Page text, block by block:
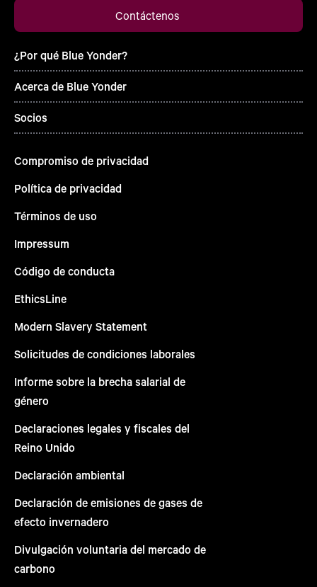
Contáctenos
¿Por qué Blue Yonder?
Acerca de Blue Yonder
Socios
Compromiso de privacidad
Política de privacidad
Términos de uso
Impressum
Código de conducta
EthicsLine
Modern Slavery Statement
Solicitudes de condiciones laborales
Informe sobre la brecha salarial de
género
Declaraciones legales y fiscales del
Reino Unido
Declaración ambiental
Declaración de emisiones de gases de
efecto invernadero
Divulgación voluntaria del mercado de
carbono